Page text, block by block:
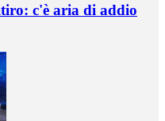
c'è aria di addio